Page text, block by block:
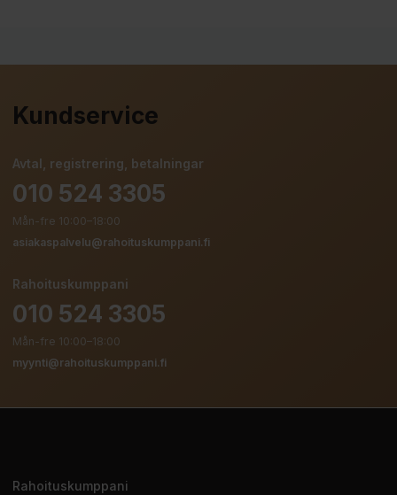
Kundservice
Avtal, registrering, betalningar
010 524 3305
Mån-fre 10:00–18:00
asiakaspalvelu@rahoituskumppani.fi
Rahoituskumppani
010 524 3305
Mån-fre 10:00–18:00
myynti@rahoituskumppani.fi
Rahoituskumppani